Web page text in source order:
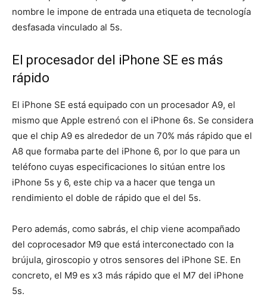
nombre le impone de entrada una etiqueta de tecnología
desfasada vinculado al 5s.
El procesador del iPhone SE es más
rápido
El iPhone SE está equipado con un procesador A9, el
mismo que Apple estrenó con el iPhone 6s. Se considera
que el chip A9 es alrededor de un 70% más rápido que el
A8 que formaba parte del iPhone 6, por lo que para un
teléfono cuyas especificaciones lo sitúan entre los
iPhone 5s y 6, este chip va a hacer que tenga un
rendimiento el doble de rápido que el del 5s.
Pero además, como sabrás, el chip viene acompañado
del coprocesador M9 que está interconectado con la
brújula, giroscopio y otros sensores del iPhone SE. En
concreto, el M9 es x3 más rápido que el M7 del iPhone
5s.